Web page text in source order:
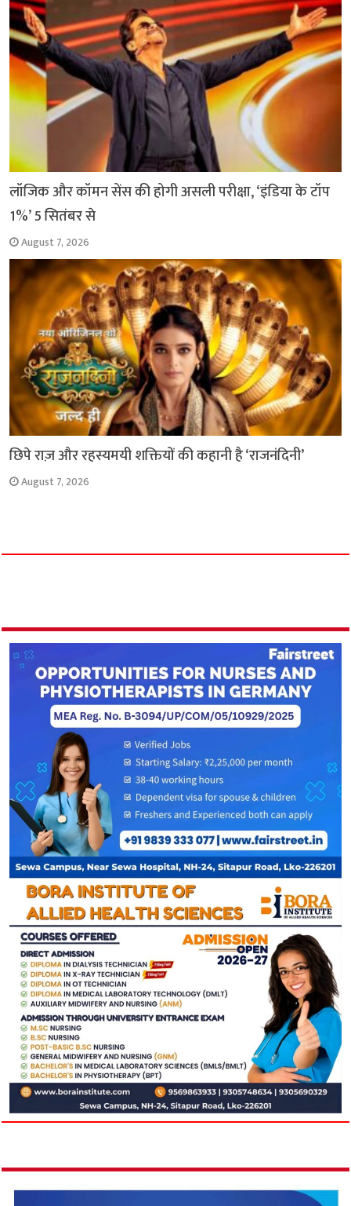
लॉजिक और कॉमन सेंस की होगी असली परीक्षा, ‘इंडिया के टॉप
1%’ 5 सितंबर से
August 7, 2026
छिपे राज़ और रहस्यमयी शक्तियों की कहानी है ‘राजनंदिनी’
August 7, 2026